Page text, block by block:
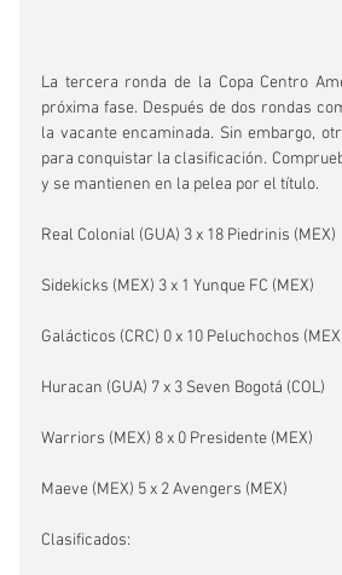
La tercera ronda de la Copa Centro
próxima fase. Después de dos rondas
la vacante encaminada. Sin embargo,
para conquistar la clasificación.
y se mantienen en la pelea por el título.
Real Colonial (GUA) 3 x 18 Piedrinis (MEX)
Sidekicks (MEX) 3 x 1 Yunque FC (MEX)
Galácticos (CRC) 0 x 10 Peluchochos
Huracan (GUA) 7 x 3 Seven Bogotá (COL)
Warriors (MEX) 8 x 0 Presidente (MEX)
Maeve (MEX) 5 x 2 Avengers (MEX)
Clasificados: